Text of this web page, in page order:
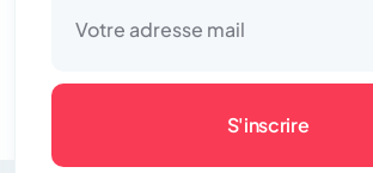
S'inscrire